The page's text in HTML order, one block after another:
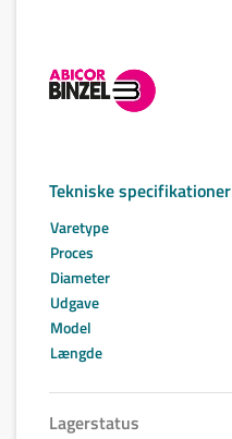
Tekniske specifikationer
Varetype
Proces
Diameter
Udgave
Model
Længde
Lagerstatus